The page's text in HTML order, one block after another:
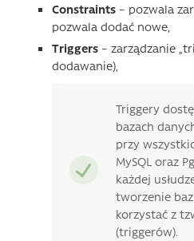
Constraints – pozwala
pozwala dodać nowe,
Triggers – zarządzanie
dodawanie),
Triggery
bazach
przy
MySQL oraz
każdej
tworzenie
korzystać z
(triggerów).